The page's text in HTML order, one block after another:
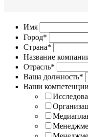
Имя
Город*
Страна*
Название
Отрасль*
Ваша должность*
Ваши